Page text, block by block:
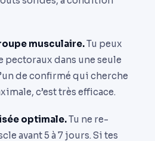
musculaire.Tu peux
pectoraux dans une seule
de confirmé qui cherche
c’est très efficace.
optimale.Tu ne re-
avant 5 à 7 jours. Si tes